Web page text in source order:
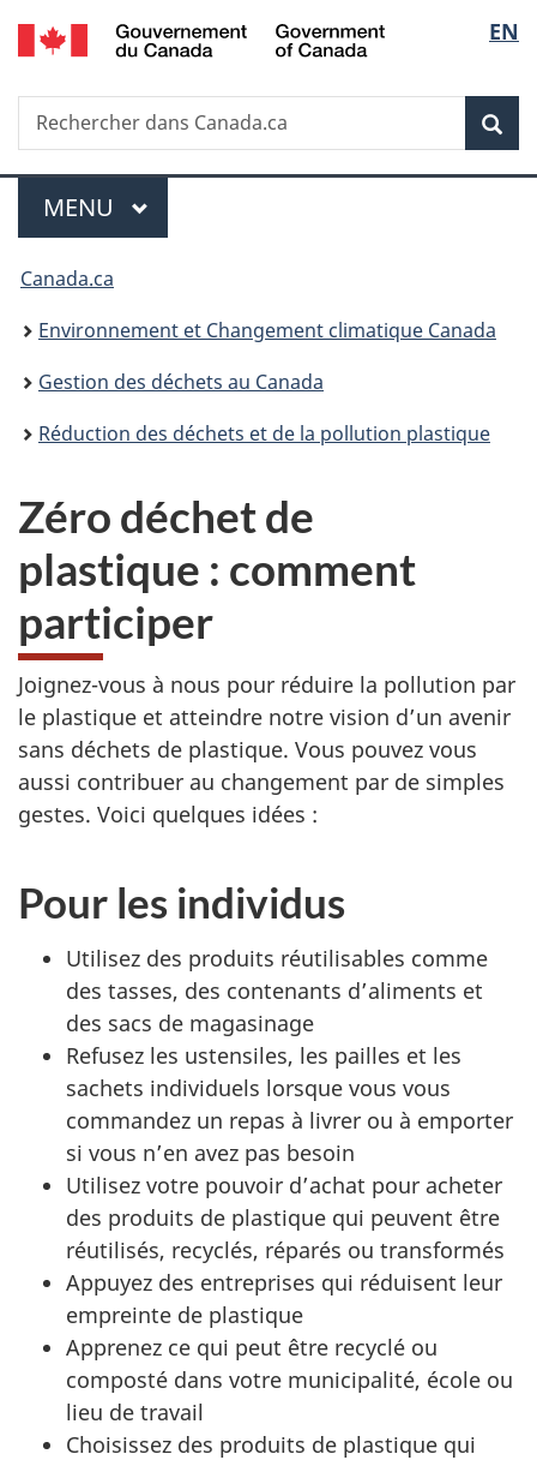
Passer
au
principal
Passer
à
Au
du
Passer
à
version
simplifiée
de
la
EN
Recherche
Rechercher
dans
Menu
MENU PRINCIPAL
Vous
êtes
ici :
Canada.ca
Environnement et Changement climatique Canada
Gestion des déchets au Canada
Réduction des déchets et de la pollution plastique
Zéro déchet de
plastique : comment
participer
Joignez-vous à nous pour réduire la pollution par
le plastique et atteindre notre vision d’un avenir
sans déchets de plastique. Vous pouvez vous
aussi contribuer au changement par de simples
gestes. Voici quelques idées :
Pour les individus
Utilisez des produits réutilisables comme
des tasses, des contenants d’aliments et
des sacs de magasinage
Refusez les ustensiles, les pailles et les
sachets individuels lorsque vous vous
commandez un repas à livrer ou à emporter
si vous n’en avez pas besoin
Utilisez votre pouvoir d’achat pour acheter
des produits de plastique qui peuvent être
réutilisés, recyclés, réparés ou transformés
Appuyez des entreprises qui réduisent leur
empreinte de plastique
Apprenez ce qui peut être recyclé ou
composté dans votre municipalité, école ou
lieu de travail
Choisissez des produits de plastique qui